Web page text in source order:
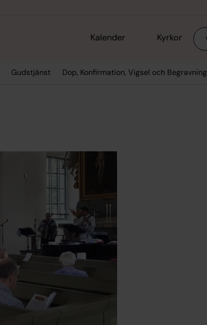
Kalender Kyrkor Sök
Gudstjänst Dop, Konfirmation, Vigsel och Begravning